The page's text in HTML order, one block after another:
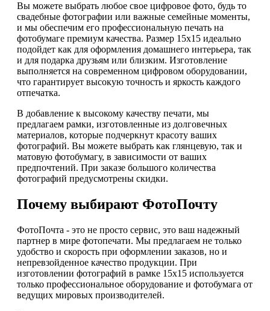
Вы можете выбрать любое свое цифровое фото, будь то
свадебные фотографии или важные семейные моменты,
и мы обеспечим его профессиональную печать на
фотобумаге премиум качества. Размер 15х15 идеально
подойдет как для оформления домашнего интерьера, так
и для подарка друзьям или близким. Изготовление
выполняется на современном цифровом оборудовании,
что гарантирует высокую точность и яркость каждого
отпечатка.
В добавление к высокому качеству печати, мы
предлагаем рамки, изготовленные из долговечных
материалов, которые подчеркнут красоту ваших
фотографий. Вы можете выбрать как глянцевую, так и
матовую фотобумагу, в зависимости от ваших
предпочтений. При заказе большого количества
фотографий предусмотрены скидки.
Почему выбирают ФотоПочту
ФотоПочта - это не просто сервис, это ваш надежный
партнер в мире фотопечати. Мы предлагаем не только
удобство и скорость при оформлении заказов, но и
непревзойденное качество продукции. При
изготовлении фотографий в рамке 15х15 используется
только профессиональное оборудование и фотобумага от
ведущих мировых производителей.